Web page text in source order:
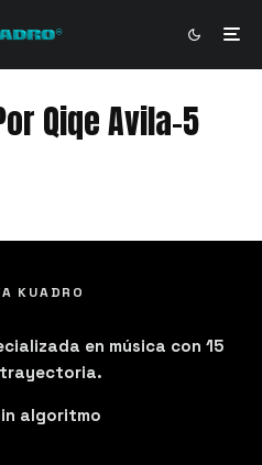
Qiqe Avila-5
KUADRO
en música con 15
algoritmo